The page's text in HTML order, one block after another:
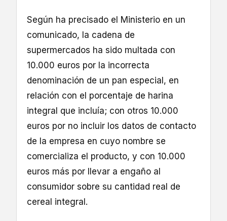
Según ha precisado el Ministerio en un
comunicado, la cadena de
supermercados ha sido multada con
10.000 euros por la incorrecta
denominación de un pan especial, en
relación con el porcentaje de harina
integral que incluía; con otros 10.000
euros por no incluir los datos de contacto
de la empresa en cuyo nombre se
comercializa el producto, y con 10.000
euros más por llevar a engaño al
consumidor sobre su cantidad real de
cereal integral.